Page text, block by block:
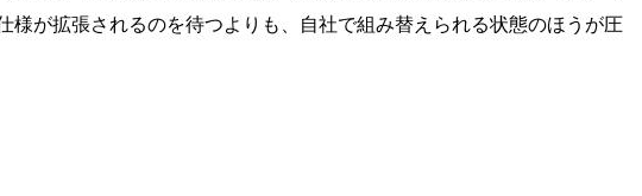
が拡張されるのを待つよりも、自社で組み替えられる状態のほうが圧